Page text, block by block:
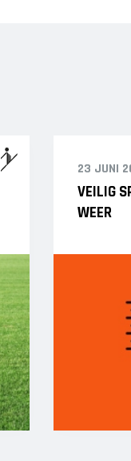
23 JUNI
VEILIG
WEER